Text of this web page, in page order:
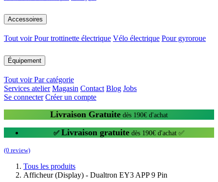
Accessoires
Tout voirPour trottinette électrique Vélo électrique Pour gyroroue
Équipement
Tout voirPar catégorie
Services atelier Magasin Contact Blog Jobs
Se connecter Créer un compte
Livraison Gratuite dès 190€ d'achat
✅ Livraison gratuite dès 190€ d'achat ✅
(0 review)
Tous les produits
Afficheur (Display) - Dualtron EY3 APP 9 Pin